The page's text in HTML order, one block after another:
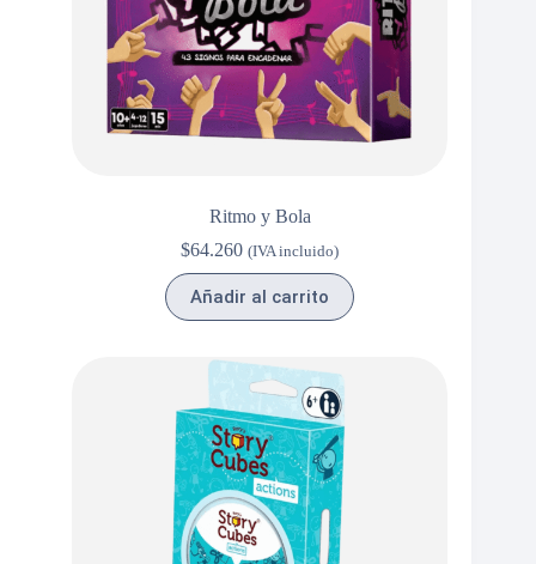
Ritmo y Bola
$64.260 (IVA incluido)
Añadir al carrito